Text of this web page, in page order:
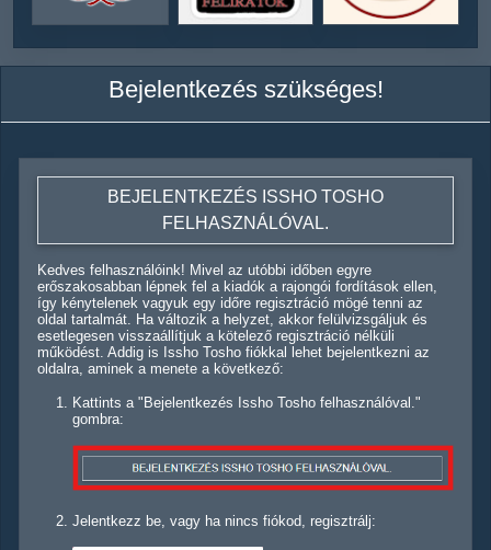
Bejelentkezés szükséges!
BEJELENTKEZÉS ISSHO TOSHO
FELHASZNÁLÓVAL.
Kedves felhasználóink! Mivel az utóbbi időben egyre
erőszakosabban lépnek fel a kiadók a rajongói fordítások ellen,
így kénytelenek vagyuk egy időre regisztráció mögé tenni az
oldal tartalmát. Ha változik a helyzet, akkor felülvizsgáljuk és
esetlegesen visszaállítjuk a kötelező regisztráció nélküli
működést. Addig is Issho Tosho fiókkal lehet bejelentkezni az
oldalra, aminek a menete a következő:
Kattints a "Bejelentkezés Issho Tosho felhasználóval."
gombra:
Jelentkezz be, vagy ha nincs fiókod, regisztrálj: